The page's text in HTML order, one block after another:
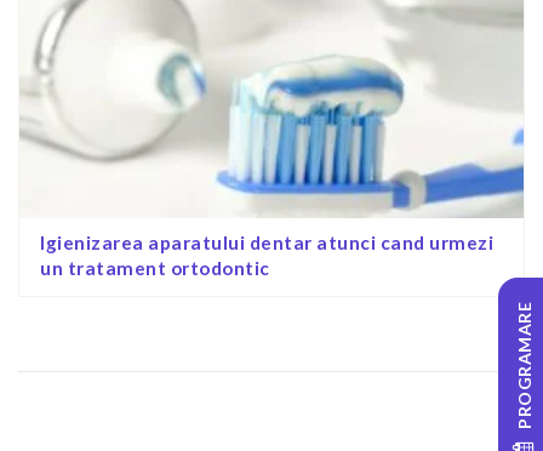
Igienizarea aparatului dentar atunci cand urmezi
un tratament ortodontic
PROGRAMARE